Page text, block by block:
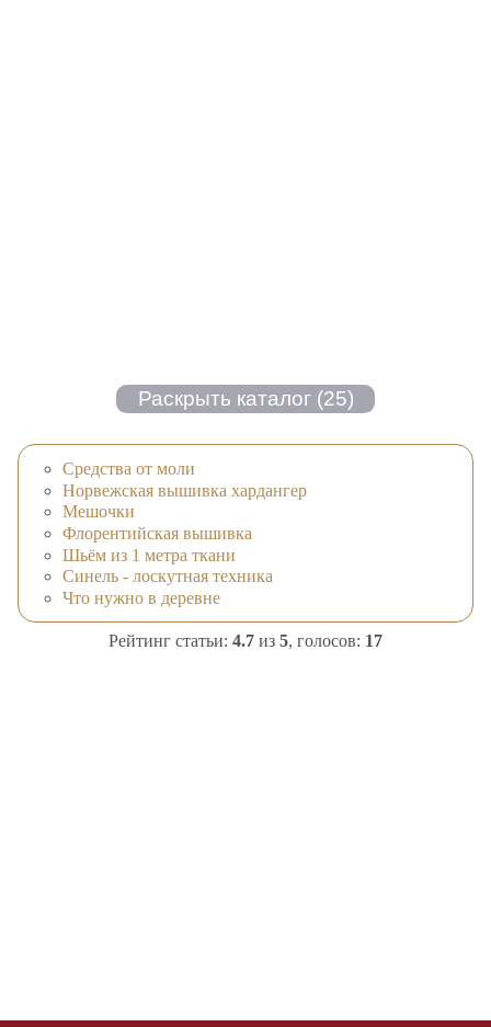
Средства от моли
Норвежская вышивка хардангер
Мешочки
Флорентийская вышивка
Шьём из 1 метра ткани
Синель - лоскутная техника
Что нужно в деревне
Рейтинг статьи: 4.7 из 5, голосов: 17